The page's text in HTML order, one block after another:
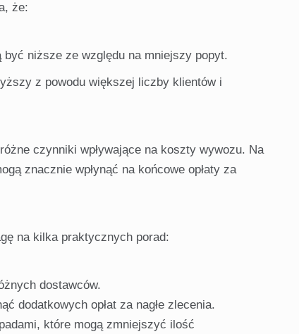
że:
być niższe ze względu na mniejszy popyt.
z powodu większej liczby klientów i
czynniki wpływające na koszty wywozu. Na
znacznie wpłynąć na końcowe opłaty za
na kilka praktycznych porad:
dostawców.
dodatkowych opłat za nagłe zlecenia.
które mogą zmniejszyć ilość